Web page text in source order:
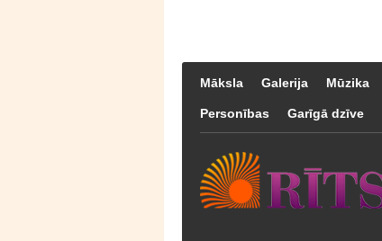
Māksla Galerija Mūzika
Personības Garīgā dzīve